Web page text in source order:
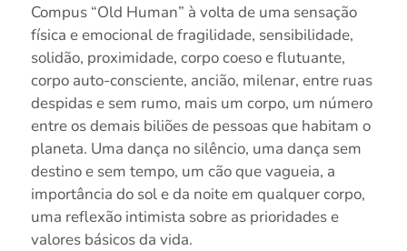
Compus “Old Human” à volta de uma sensação
física e emocional de fragilidade, sensibilidade,
solidão, proximidade, corpo coeso e flutuante,
corpo auto-consciente, ancião, milenar, entre ruas
despidas e sem rumo, mais um corpo, um número
entre os demais biliões de pessoas que habitam o
planeta. Uma dança no silêncio, uma dança sem
destino e sem tempo, um cão que vagueia, a
importância do sol e da noite em qualquer corpo,
uma reflexão intimista sobre as prioridades e
valores básicos da vida.